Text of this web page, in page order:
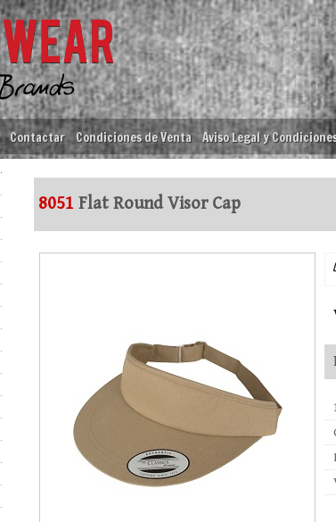
Contactar Condiciones de Venta Aviso Legal y
8051 Flat Round Visor Cap